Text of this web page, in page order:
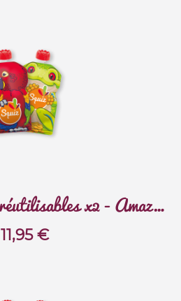
Gourdes compote réutilisables x2 - Amazonie
11,95€